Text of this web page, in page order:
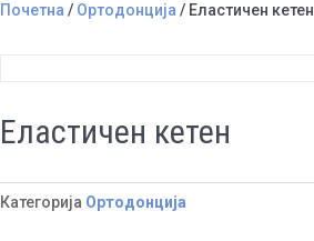
Почетна / Ортодонција / Еластичен кетен
Еластичен кетен
Категорија Ортодонција